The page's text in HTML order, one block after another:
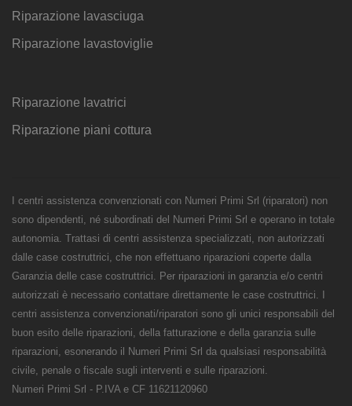
Riparazione lavasciuga
Riparazione lavastoviglie
Riparazione lavatrici
Riparazione piani cottura
I centri assistenza convenzionati con Numeri Primi Srl (riparatori) non
sono dipendenti, né subordinati del Numeri Primi Srl e operano in totale
autonomia. Trattasi di centri assistenza specializzati, non autorizzati
dalle case costruttrici, che non effettuano riparazioni coperte dalla
Garanzia delle case costruttrici. Per riparazioni in garanzia e/o centri
autorizzati è necessario contattare direttamente le case costruttrici. I
centri assistenza convenzionati/riparatori sono gli unici responsabili del
buon esito delle riparazioni, della fatturazione e della garanzia sulle
riparazioni, esonerando il Numeri Primi Srl da qualsiasi responsabilità
civile, penale o fiscale sugli interventi e sulle riparazioni.
Numeri Primi Srl - P.IVA e CF 11621120960